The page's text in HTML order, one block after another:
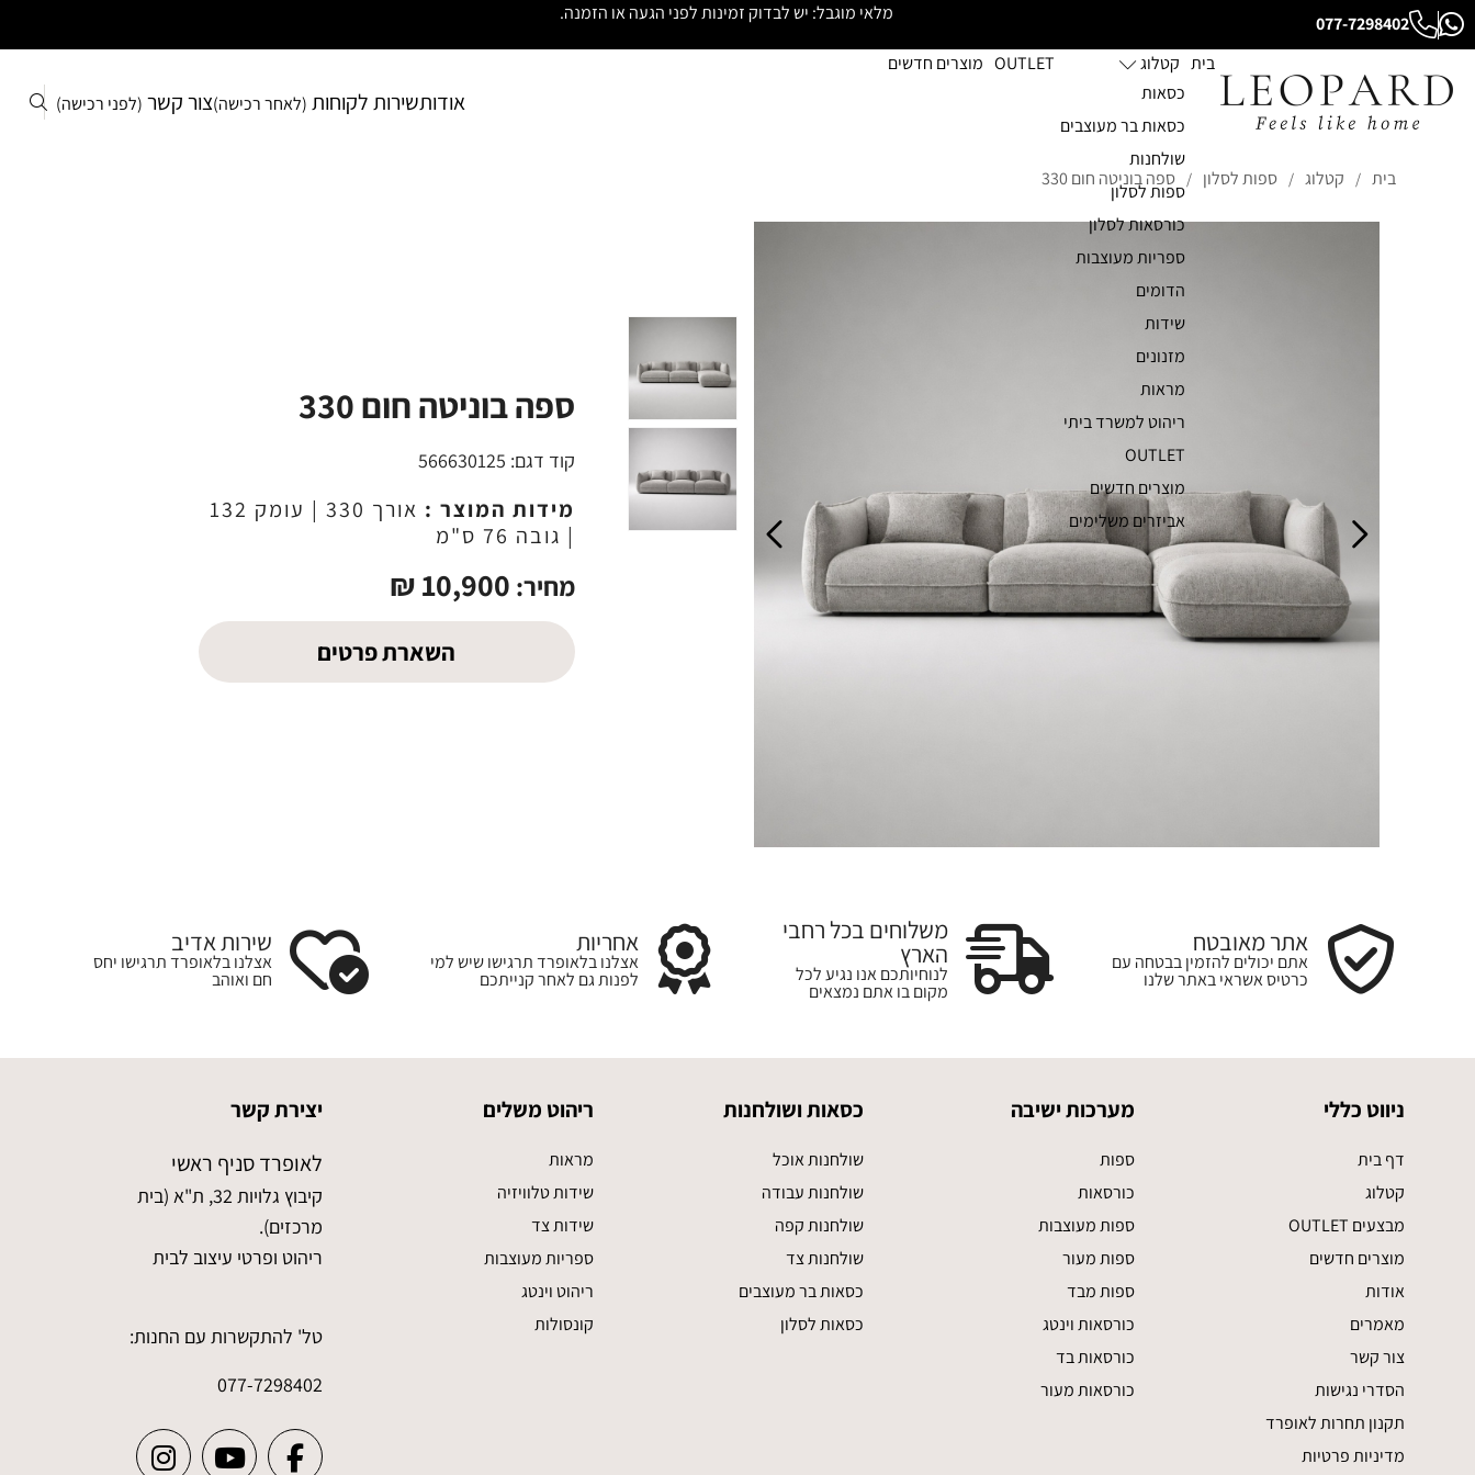
מלאי מוגבל: יש לבדוק זמינות לפני הגעה או הזמנה.
077-7298402
בית קטלוג
כסאות
כסאות בר מעוצבים
שולחנות
ספות לסלון
כורסאות לסלון
ספריות מעוצבות
הדומים
שידות
מזנונים
מראות
ריהוט למשרד ביתי
OUTLET
מוצרים חדשים
אביזרים משלימים
OUTLET מוצרים חדשים
אודותשירות לקוחות (לאחר רכישה)צור קשר (לפני רכישה)
בית / קטלוג / ספות לסלון / ספה בוניטה חום 330
ספה בוניטה חום 330
קוד דגם: 566630125
מידות המוצר :
אורך 330 | עומק 132
| גובה 76 ס"מ
מחיר: 10,900
₪
השארת פרטים
אתר מאובטח
אתם יכולים להזמין בבטחה עם
כרטיס אשראי באתר שלנו
משלוחים בכל רחבי
הארץ
לנוחיותכם אנו נגיע לכל
מקום בו אתם נמצאים
אחריות
אצלנו בלאופרד תרגישו שיש למי
לפנות גם לאחר קנייתכם
שירות אדיב
אצלנו בלאופרד תרגישו יחס
חם ואוהב
ניווט כללי
דף בית
קטלוג
מבצעים OUTLET
מוצרים חדשים
אודות
מאמרים
צור קשר
הסדרי נגישות
תקנון תחרות לאופרד
מדיניות פרטיות
מערכות ישיבה
ספות
כורסאות
ספות מעוצבות
ספות מעור
ספות מבד
כורסאות וינטג
כורסאות בד
כורסאות מעור
כסאות ושולחנות
שולחנות אוכל
שולחנות עבודה
שולחנות קפה
שולחנות צד
כסאות בר מעוצבים
כסאות לסלון
ריהוט משלים
מראות
שידות טלוויזיה
שידות צד
ספריות מעוצבות
ריהוט וינטג
קונסולות
יצירת קשר
לאופרד סניף ראשי
קיבוץ גלויות 32, ת"א (בית
מרכזים).
ריהוט ופרטי עיצוב לבית
טל' להתקשרות עם החנות:
077-7298402